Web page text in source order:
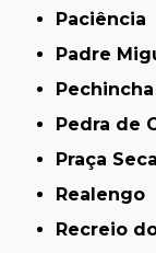
Paciência
Padre
Pechincha
Pedra de
Praça Seca
Realengo
Recreio